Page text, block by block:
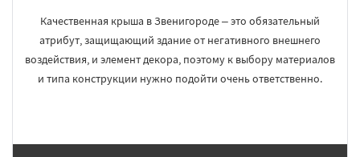
Качественная крыша в Звенигороде – это обязательный
атрибут, защищающий здание от негативного внешнего
воздействия, и элемент декора, поэтому к выбору материалов
и типа конструкции нужно подойти очень ответственно.